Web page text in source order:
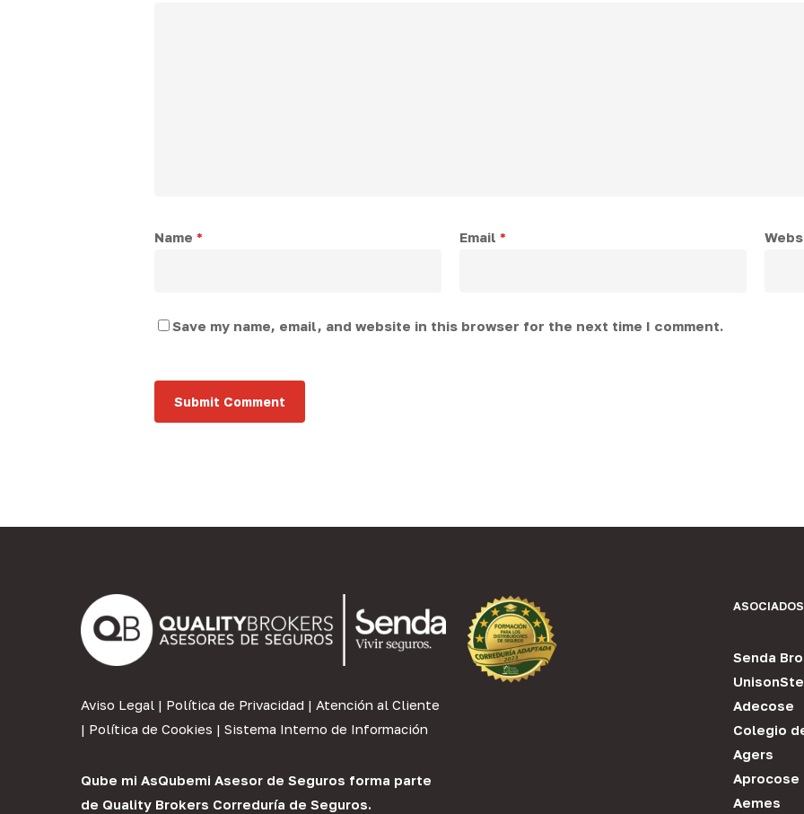
Name * Email *
Save my name, email, and website in this browser for the next time I comment.
Aviso Legal | Política de Privacidad | Atención al Cliente
| Política de Cookies | Sistema Interno de Información
Qube mi AsQubemi Asesor de Seguros forma parte
de Quality Brokers Correduría de Seguros.
Senda
Adecose
Colegio
Agers
Aprocose
Aemes